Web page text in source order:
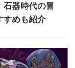
石器時代の冒
すめも紹介